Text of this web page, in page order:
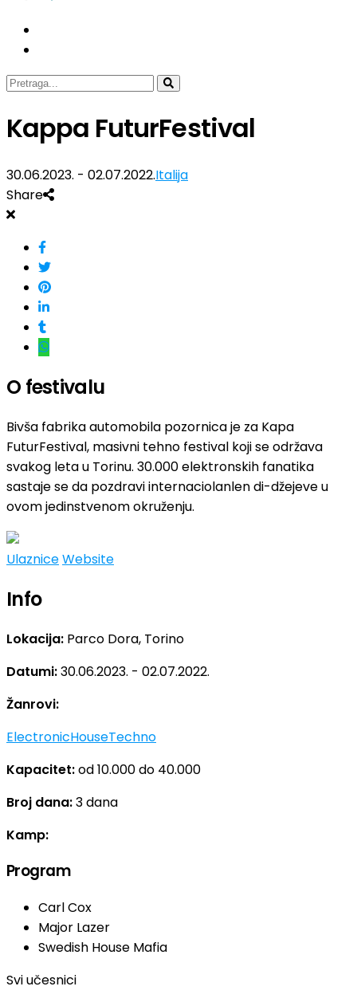
Kappa FuturFestival
30.06.2023. - 02.07.2022.Italija
Share
O festivalu
Bivša fabrika automobila pozornica je za Kapa
FuturFestival, masivni tehno festival koji se održava
svakog leta u Torinu. 30.000 elektronskih fanatika
sastaje se da pozdravi internaciolanlen di-džejeve u
ovom jedinstvenom okruženju.
UlazniceWebsite
Info
Lokacija: Parco Dora, Torino
Datumi:30.06.2023. - 02.07.2022.
Žanrovi:
ElectronicHouseTechno
Kapacitet:od 10.000 do 40.000
Broj dana:3 dana
Kamp:
Program
Carl Cox
Major Lazer
Swedish House Mafia
Svi učesnici